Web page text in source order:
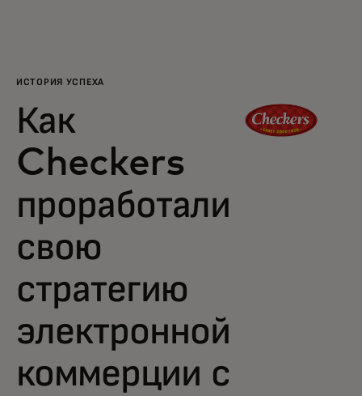
Для бизнеса
Для всего мира
Для новаторов
Новости и тренды
ИСТОРИЯ УСПЕХА
Как
Checkers
проработали
свою
стратегию
электронной
коммерции с